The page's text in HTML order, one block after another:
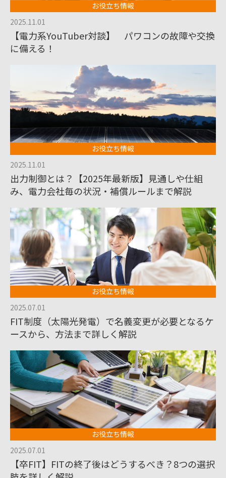
お役立ち情報
2025.11.01
【電力系YouTuber対談】 パワコンの故障や交換
に備える！
お役立ち情報
2025.11.01
出力制御とは？【2025年最新版】見通しや仕組
み、電力会社毎の状況・補償ルールまで解説
お役立ち情報
2025.07.01
FIT制度（太陽光発電）で名義変更が必要となるケ
ースから、方法まで詳しく解説
お役立ち情報
2025.07.01
【卒FIT】FITの終了後はどうするべき？8つの選択